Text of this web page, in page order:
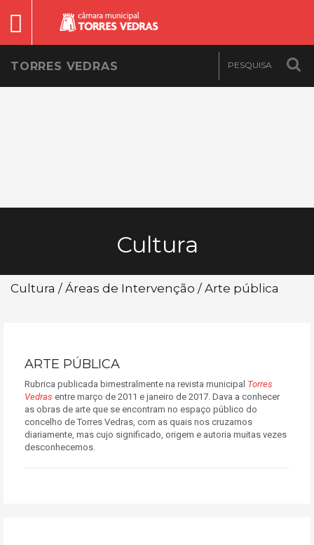
TORRES VEDRAS
Cultura
Cultura / Áreas de Intervenção / Arte pública
ARTE PÚBLICA
Rubrica publicada bimestralmente na revista municipal Torres
Vedras entre março de 2011 e janeiro de 2017. Dava a conhecer
as obras de arte que se encontram no espaço público do
concelho de Torres Vedras, com as quais nos cruzamos
diariamente, mas cujo significado, origem e autoria muitas vezes
desconhecemos.